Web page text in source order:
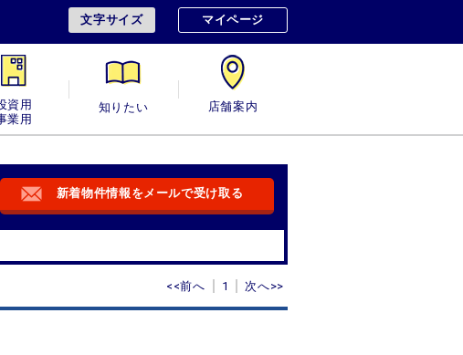
文字サイズ マイページ
・事業用 知りたい 店舗案内
新着物件情報をメールで受け取る
<<前へ 1 次へ>>